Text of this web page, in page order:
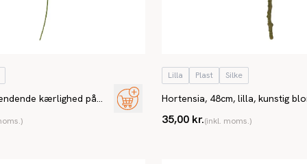
kærlighed på
Lilla Plast Silke
Hortensia, 48cm, lilla, kunstig
35,00 kr.(inkl. moms.)